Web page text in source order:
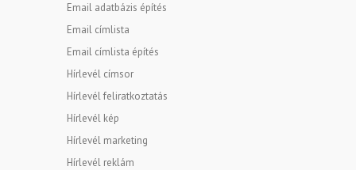
Email adatbázis építés
Email címlista
Email címlista építés
Hírlevél címsor
Hírlevél feliratkoztatás
Hírlevél kép
Hírlevél marketing
Hírlevél reklám